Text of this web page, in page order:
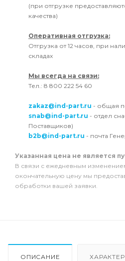
(при отгрузке
качества)
Оперативная отгрузка:
Отгрузка от 12 часов, при
складах
Мы всегда на связи:
Тел.: 8 800 222 54 60
zakaz@ind-part.ru - общая
snab@ind-part.ru - отдел
Поставщиков)
b2b@ind-part.ru - почта
Указанная цена не является
В связи с ежедневным
окончательную цену мы
обработки вашей заявки.
ОПИСАНИЕ